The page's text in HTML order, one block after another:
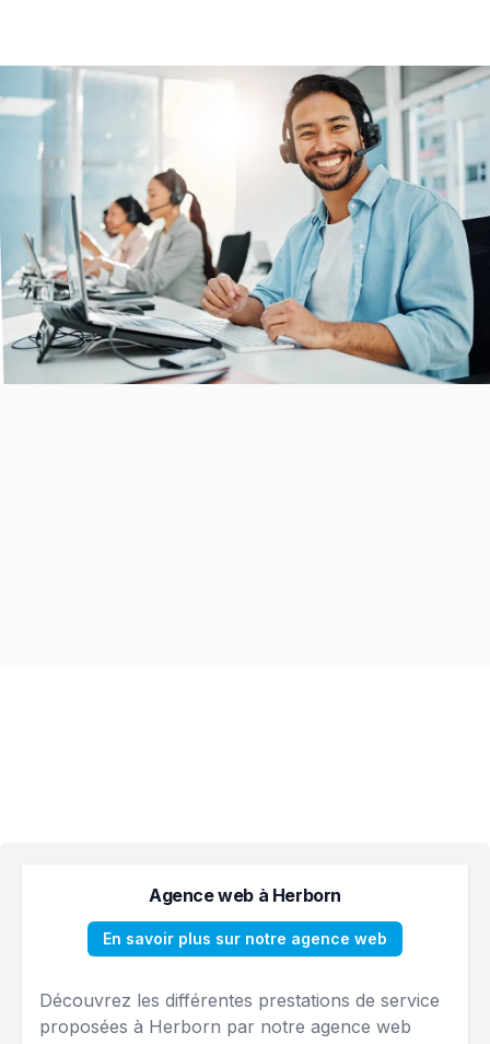
Agence web à Herborn
En savoir plus sur notre agence web
Découvrez les différentes prestations de service
proposées à Herborn par notre agence web